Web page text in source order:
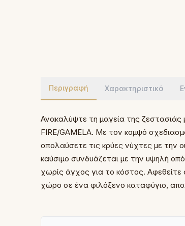
Περιγραφή Χαρακτηριστικά
Ανακαλύψτε τη μαγεία της ζεστασιάς
FIRE/GAMELA. Με τον κομψό
απολαύσετε τις κρύες νύχτες με την
καύσιμο συνδυάζεται με την υψηλή
χωρίς άγχος για το κόστος.
χώρο σε ένα φιλόξενο καταφύγιο,